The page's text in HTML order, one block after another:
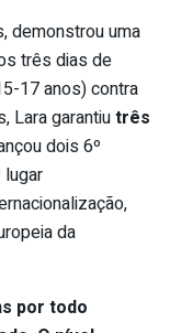
demonstrou uma
três dias de
17 anos) contra
Lara garantiutrês
dois 6º
lugar
da
por todo